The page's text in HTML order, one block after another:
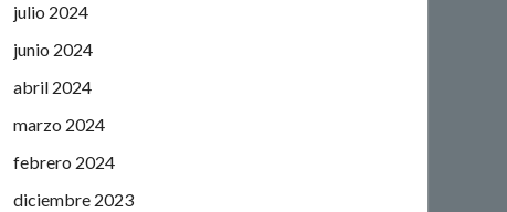
julio 2024
junio 2024
abril 2024
marzo 2024
febrero 2024
diciembre 2023